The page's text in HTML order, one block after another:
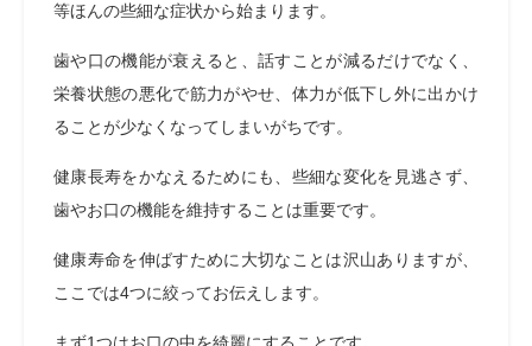
等ほんの些細な症状から始まります。
歯や口の機能が衰えると、話すことが減るだけでなく、
栄養状態の悪化で筋力がやせ、体力が低下し外に出かけ
ることが少なくなってしまいがちです。
健康長寿をかなえるためにも、些細な変化を見逃さず、
歯やお口の機能を維持することは重要です。
健康寿命を伸ばすために大切なことは沢山ありますが、
ここでは4つに絞ってお伝えします。